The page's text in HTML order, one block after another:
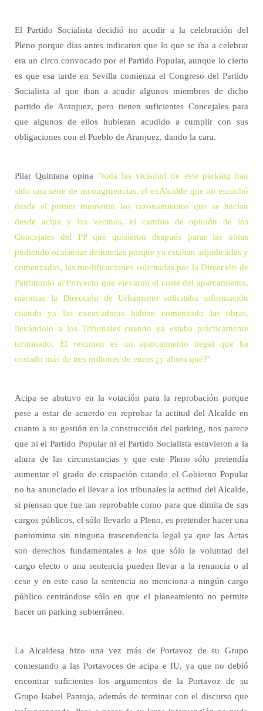
El Partido Socialista decidió no acudir a la celebración del
Pleno porque días antes indicaron que lo que se iba a celebrar
era un circo convocado por el Partido Popular, aunque lo cierto
es que esa tarde en Sevilla comienza el Congreso del Partido
Socialista al que iban a acudir algunos miembros de dicho
partido de Aranjuez, pero tienen suficientes Concejales para
que algunos de ellos hubieran acudido a cumplir con sus
obligaciones con el Pueblo de Aranjuez, dando la cara.
Pilar Quintana opina "toda las vicisitud de este parking han
sido una serie de incongruencias, el exAlcalde que no escuchó
desde el primer momento los razonamientos que se hacían
desde acipa y los vecinos, el cambio de opinión de los
Concejales del PP que quisieron después parar las obras
pudiendo ocasionar denuncias porque ya estaban adjudicadas y
comenzadas, las modificaciones solicitadas por la Dirección de
Patrimonio al Proyecto que elevaron el coste del aparcamiento,
mientras la Dirección de Urbanismo solicitaba información
cuando ya las excavadoras habían comenzado las obras,
llevándolo a los Tribunales cuando ya estaba prácticamente
terminado. El resumen es un aparcamiento ilegal que ha
costado más de tres millones de euros ¿y ahora qué?"
Acipa se abstuvo en la votación para la reprobación porque
pese a estar de acuerdo en reprobar la actitud del Alcalde en
cuanto a su gestión en la construcción del parking, nos parece
que ni el Partido Popular ni el Partido Socialista estuvieron a la
altura de las circunstancias y que este Pleno sólo pretendía
aumentar el grado de crispación cuando el Gobierno Popular
no ha anunciado el llevar a los tribunales la actitud del Alcalde,
si piensan que fue tan reprobable como para que dimita de sus
cargos públicos, el sólo llevarlo a Pleno, es pretender hacer una
pantomima sin ninguna trascendencia legal ya que las Actas
son derechos fundamentales a los que sólo la voluntad del
cargo electo o una sentencia pueden llevar a la renuncia o al
cese y en este caso la sentencia no menciona a ningún cargo
público centrándose sólo en que el planeamiento no permite
hacer un parking subterráneo.
La Alcaldesa hizo una vez más de Portavoz de su Grupo
contestando a las Portavoces de acipa e IU, ya que no debió
encontrar suficientes los argumentos de la Portavoz de su
Grupo Isabel Pantoja, además de terminar con el discurso que